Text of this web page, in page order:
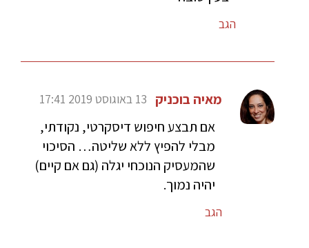
הגב
מאיה בוכניק 13 באוגוסט 2019 17:41
אם תבצע חיפוש דיסקרטי, נקודתי,
מבלי להפיץ ללא שליטה… הסיכוי
שהמעסיק הנוכחי יגלה (גם אם קיים)
יהיה נמוך.
הגב